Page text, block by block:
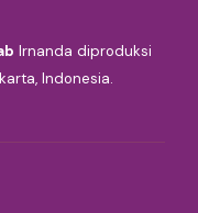
Irnanda diproduksi
Indonesia.